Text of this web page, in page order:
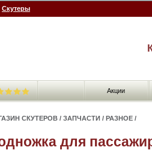
Скутеры
Акции
СКУТЕРОВ / ЗАПЧАСТИ / РАЗНОЕ /
для